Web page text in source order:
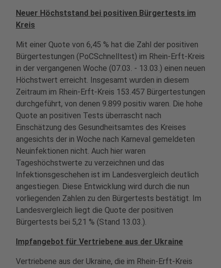
Neuer Höchststand bei positiven Bürgertests im
Kreis
Mit einer Quote von 6,45 % hat die Zahl der positiven
Bürgertestungen (PoCSchnelltest) im Rhein-Erft-Kreis
in der vergangenen Woche (07.03. - 13.03.) einen neuen
Höchstwert erreicht. Insgesamt wurden in diesem
Zeitraum im Rhein-Erft-Kreis 153.457 Bürgertestungen
durchgeführt, von denen 9.899 positiv waren. Die hohe
Quote an positiven Tests überrascht nach
Einschätzung des Gesundheitsamtes des Kreises
angesichts der in Woche nach Karneval gemeldeten
Neuinfektionen nicht. Auch hier waren
Tageshöchstwerte zu verzeichnen und das
Infektionsgeschehen ist im Landesvergleich deutlich
angestiegen. Diese Entwicklung wird durch die nun
vorliegenden Zahlen zu den Bürgertests bestätigt. Im
Landesvergleich liegt die Quote der positiven
Bürgertests bei 5,21 % (Stand 13.03.).
Impfangebot für Vertriebene aus der Ukraine
Vertriebene aus der Ukraine, die im Rhein-Erft-Kreis